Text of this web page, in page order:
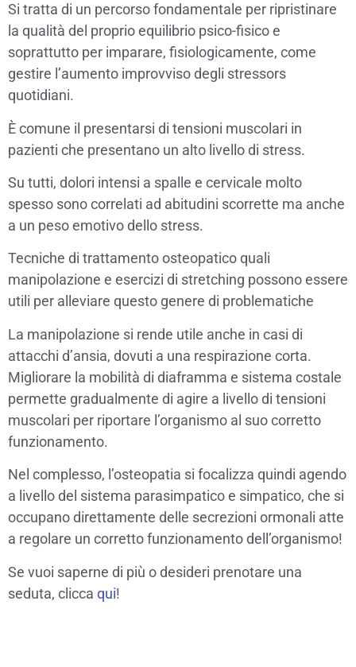
Si tratta di un percorso fondamentale per ripristinare
la qualità del proprio equilibrio psico-fisico e
soprattutto per imparare, fisiologicamente, come
gestire l’aumento improvviso degli stressors
quotidiani.
È comune il presentarsi di tensioni muscolari in
pazienti che presentano un alto livello di stress.
Su tutti, dolori intensi a spalle e cervicale molto
spesso sono correlati ad abitudini scorrette ma anche
a un peso emotivo dello stress.
Tecniche di trattamento osteopatico quali
manipolazione e esercizi di stretching possono essere
utili per alleviare questo genere di problematiche
La manipolazione si rende utile anche in casi di
attacchi d’ansia, dovuti a una respirazione corta.
Migliorare la mobilità di diaframma e sistema costale
permette gradualmente di agire a livello di tensioni
muscolari per riportare l’organismo al suo corretto
funzionamento.
Nel complesso, l’osteopatia si focalizza quindi agendo
a livello del sistema parasimpatico e simpatico, che si
occupano direttamente delle secrezioni ormonali atte
a regolare un corretto funzionamento dell’organismo!
Se vuoi saperne di più o desideri prenotare una
seduta, clicca qui!